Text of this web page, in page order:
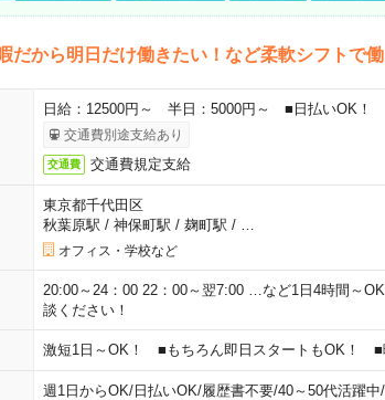
だから明日だけ働きたい！など柔軟シフトで
日給：12500円～ 半日：5000円～ ■日払いOK！
交通費別途支給あり
交通費 交通費規定支給
東京都千代田区
秋葉原駅 / 神保町駅 / 麹町駅 /
オフィス・学校など
20:00～24：00 22：00～翌7:00 …など1日4時間～
談ください！
激短1日～OK！ ■もちろん即日スタートもOK！ ■
週1日からOK/日払いOK/履歴書不要/40～50代活躍中/